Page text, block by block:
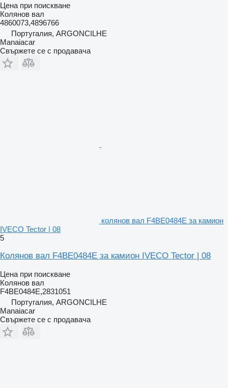
Цена при поискване
Колянов вал
4860073,4896766
Португалия, ARGONCILHE
Manaiacar
Свържете се с продавача
колянов вал F4BE0484E за камион
IVECO Tector | 08
5
Колянов вал F4BE0484E за камион IVECO Tector | 08
Цена при поискване
Колянов вал
F4BE0484E,2831051
Португалия, ARGONCILHE
Manaiacar
Свържете се с продавача